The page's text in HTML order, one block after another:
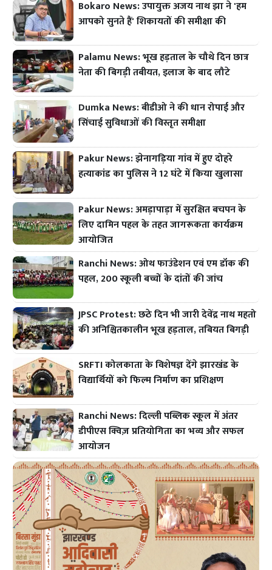
Bokaro News: उपायुक्त अजय नाथ झा ने 'हम
आपको सुनते हैं' शिकायतों की समीक्षा की
Palamu News: भूख हड़ताल के चौथे दिन छात्र
नेता की बिगड़ी तबीयत, इलाज के बाद लौटे
Dumka News: बीडीओ ने की धान रोपाई और
सिंचाई सुविधाओं की विस्तृत समीक्षा
Pakur News: झेनागड़िया गांव में हुए दोहरे
हत्याकांड का पुलिस ने 12 घंटे में किया खुलासा
Pakur News: अमड़ापाड़ा में सुरक्षित बचपन के
लिए दामिन पहल के तहत जागरूकता कार्यक्रम
आयोजित
Ranchi News: ओथ फाउंडेशन एवं एम डॉक की
पहल, 200 स्कूली बच्चों के दांतों की जांच
JPSC Protest: छठे दिन भी जारी देवेंद्र नाथ महतो
की अनिश्चितकालीन भूख हड़ताल, तबियत बिगड़ी
SRFTI कोलकाता के विशेषज्ञ देंगे झारखंड के
विद्यार्थियों को फिल्म निर्माण का प्रशिक्षण
Ranchi News: दिल्ली पब्लिक स्कूल में अंतर
डीपीएस क्विज़ प्रतियोगिता का भव्य और सफल
आयोजन